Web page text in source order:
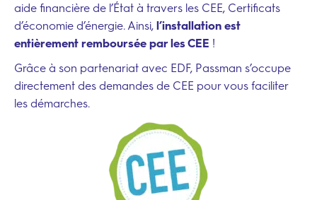
aide financière de l’État à travers les CEE, Certificats
d’économie d’énergie. Ainsi, l’installation est
entièrement remboursée par les CEE !
Grâce à son partenariat avec EDF, Passman s’occupe
directement des demandes de CEE pour vous faciliter
les démarches.